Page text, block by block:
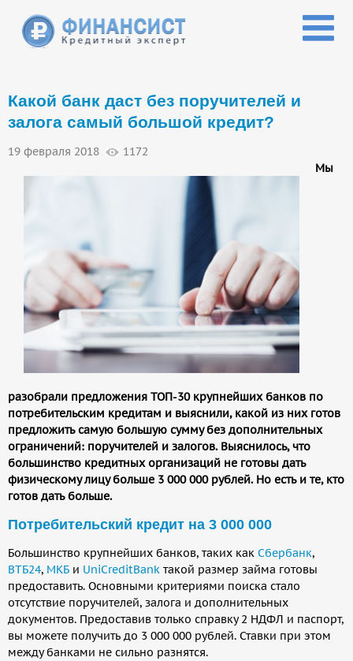
Какой банк даст без поручителей и
залога самый большой кредит?
19 февраля 2018
1172
Мы
разобрали предложения ТОП-30 крупнейших банков по
потребительским кредитам и выяснили, какой из них готов
предложить самую большую сумму без дополнительных
ограничений: поручителей и залогов. Выяснилось, что
большинство кредитных организаций не готовы дать
физическому лицу больше 3 000 000 рублей. Но есть и те, кто
готов дать больше.
Потребительский кредит на 3 000 000
Большинство крупнейших банков, таких как Сбербанк,
ВТБ24, МКБ и UniCreditBank такой размер займа готовы
предоставить. Основными критериями поиска стало
отсутствие поручителей, залога и дополнительных
документов. Предоставив только справку 2 НДФЛ и паспорт,
вы можете получить до 3 000 000 рублей. Ставки при этом
между банками не сильно разнятся.